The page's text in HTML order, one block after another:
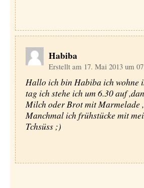
Habiba
Erstellt am 17. Mai 2013 um
Hallo ich bin Habiba ich wohne
tag ich stehe ich um 6.30 auf
Milch oder Brot mit Marmelade
Manchmal ich frühstücke mit
Tchsüss ;)